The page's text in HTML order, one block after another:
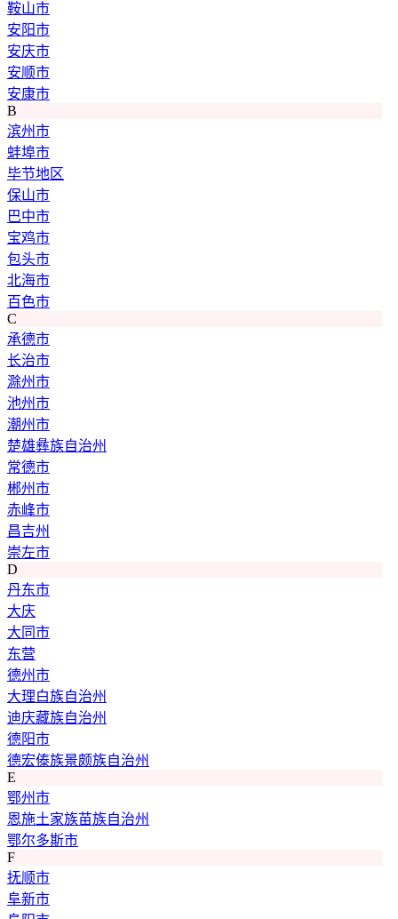
鞍山市
安阳市
安庆市
安顺市
安康市
B
滨州市
蚌埠市
毕节地区
保山市
巴中市
宝鸡市
包头市
北海市
百色市
C
承德市
长治市
滁州市
池州市
潮州市
楚雄彝族自治州
常德市
郴州市
赤峰市
昌吉州
崇左市
D
丹东市
大庆
大同市
东营
德州市
大理白族自治州
迪庆藏族自治州
德阳市
德宏傣族景颇族自治州
E
鄂州市
恩施土家族苗族自治州
鄂尔多斯市
F
抚顺市
阜新市